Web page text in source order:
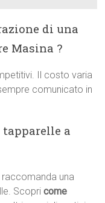
di una
Masina ?
Il costo varia
comunicato in
a
raccomanda una
Scopricome